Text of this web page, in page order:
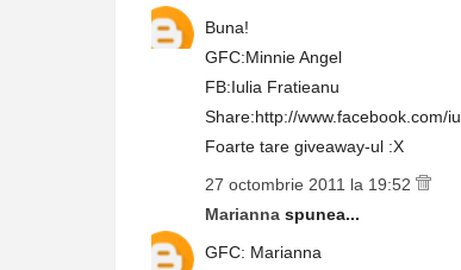
Buna!
GFC:Minnie Angel
FB:Iulia Fratieanu
Share:http://www.facebook.com/
Foarte tare giveaway-ul :X
27 octombrie 2011 la 19:52
Marianna spunea...
GFC: Marianna